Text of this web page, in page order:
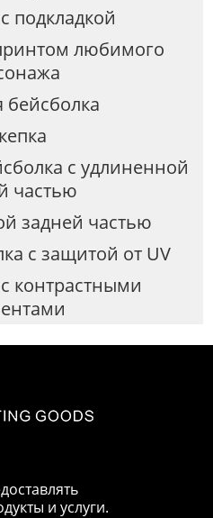
подкладкой
любимого
бейсболка
с удлиненной
частью
задней частью
с защитой от UV
контрастными
и услуги.